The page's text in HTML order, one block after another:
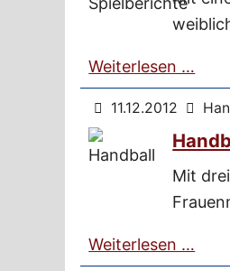
Weiterlesen …
11.12.2012
Mit
Weiterlesen …